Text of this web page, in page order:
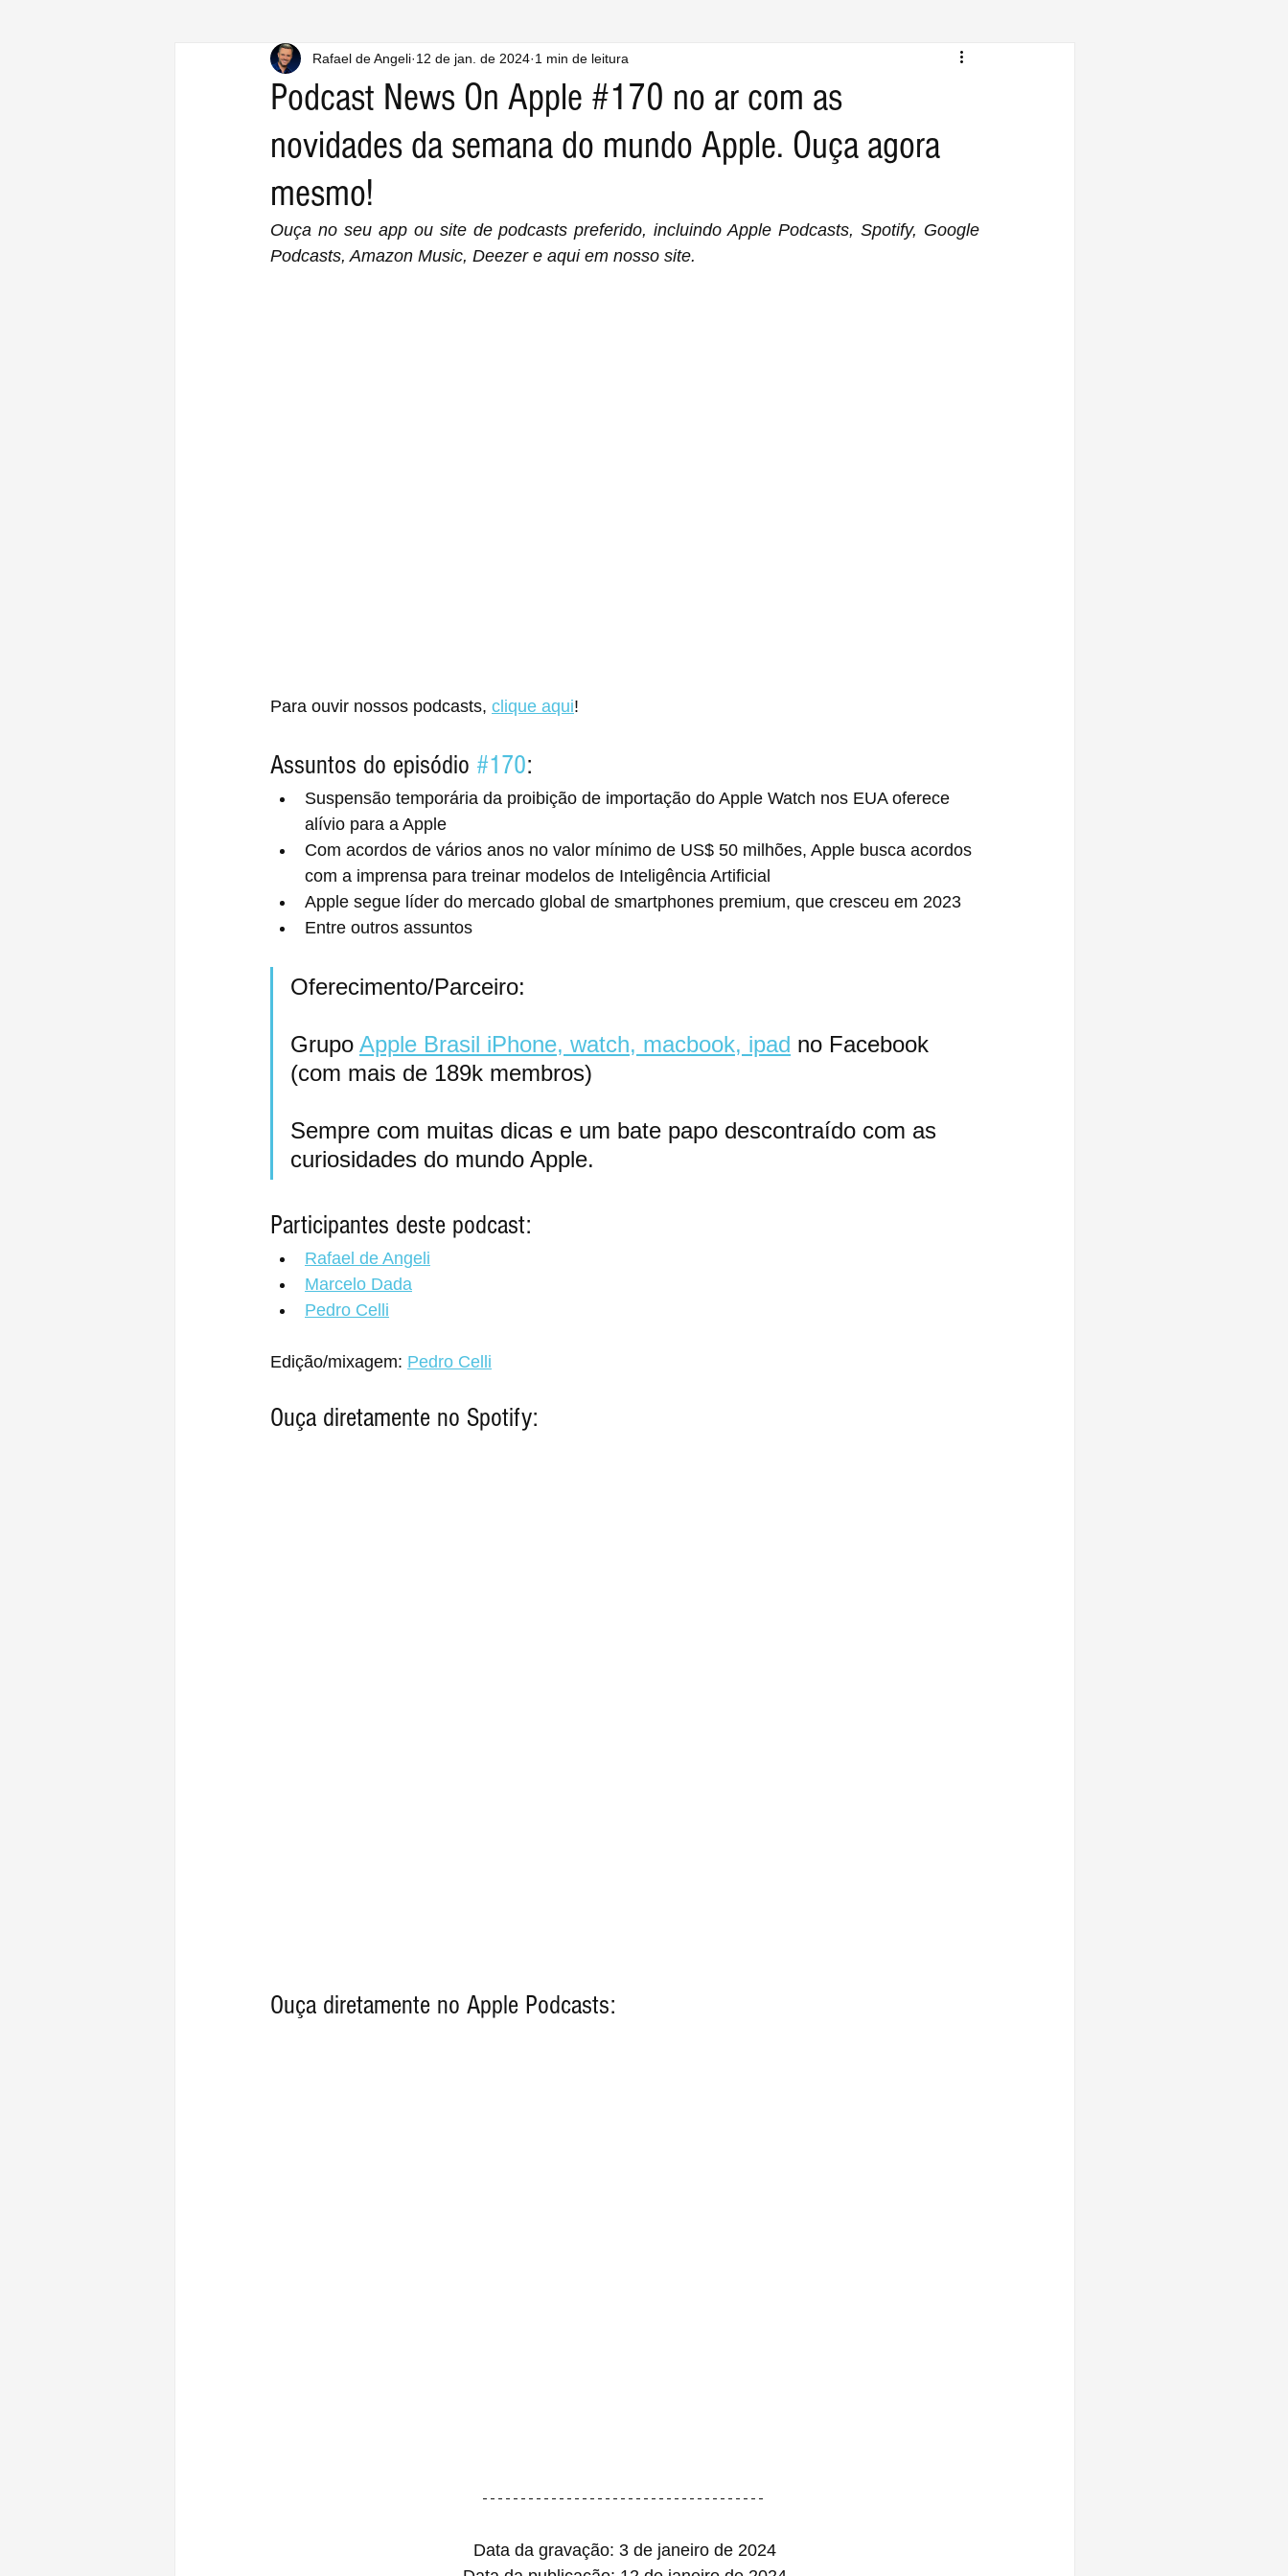
Podcast News On Apple #170 no ar com as
novidades da semana do mundo Apple. Ouça agora
mesmo!
Rafael de Angeli 12 de jan. de 2024 1 min de leitura
Ouça no seu app ou site de podcasts preferido, incluindo Apple Podcasts, Spotify, Google
Podcasts, Amazon Music, Deezer e aqui em nosso site.
Para ouvir nossos podcasts, clique aqui!
Assuntos do episódio #170:
Suspensão temporária da proibição de importação do Apple Watch nos EUA oferece
alívio para a Apple
Com acordos de vários anos no valor mínimo de US$ 50 milhões, Apple busca acordos
com a imprensa para treinar modelos de Inteligência Artificial
Apple segue líder do mercado global de smartphones premium, que cresceu em 2023
Entre outros assuntos
Oferecimento/Parceiro:
Grupo Apple Brasil iPhone, watch, macbook, ipad no Facebook
(com mais de 189k membros)
Sempre com muitas dicas e um bate papo descontraído com as
curiosidades do mundo Apple.
Participantes deste podcast:
Rafael de Angeli
Marcelo Dada
Pedro Celli
Edição/mixagem: Pedro Celli
Ouça diretamente no Spotify:
Ouça diretamente no Apple Podcasts:
Data da gravação: 3 de janeiro de 2024